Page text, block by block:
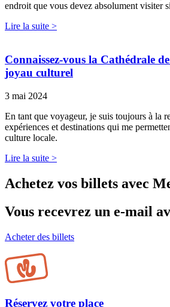
endroit que vous devez absolument visiter
Lire la suite >
Connaissez-vous la Cathédrale
joyau culturel
3 mai 2024
En tant que voyageur, je suis toujours à la
expériences et destinations qui me
culture locale.
Lire la suite >
Achetez vos billets avec
Vous recevrez un e-mail
Acheter des billets
Réservez votre place